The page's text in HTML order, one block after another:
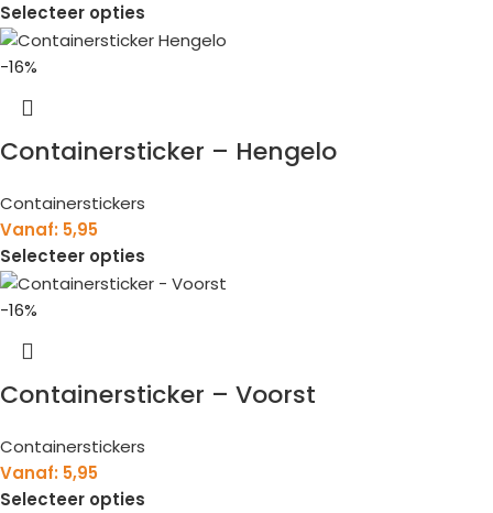
Selecteer opties
-16%
Containersticker – Hengelo
Containerstickers
Vanaf: 5,95
Selecteer opties
-16%
Containersticker – Voorst
Containerstickers
Vanaf: 5,95
Selecteer opties